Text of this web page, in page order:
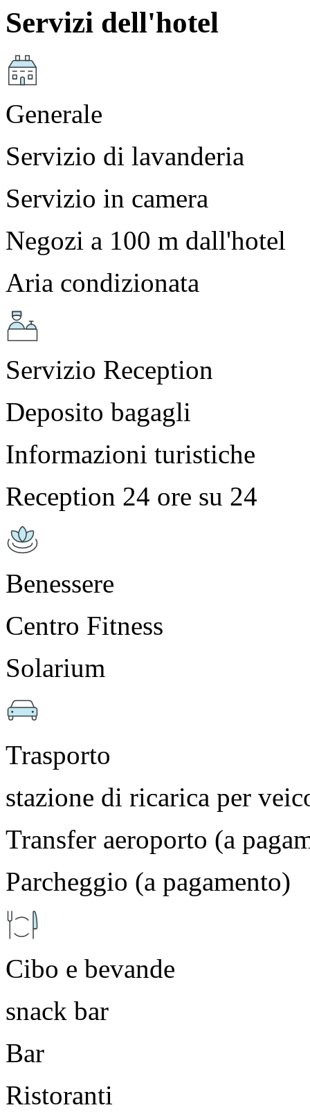
Servizi dell'hotel
Generale
Servizio di lavanderia
Servizio in camera
Negozi a 100 m dall'hotel
Aria condizionata
Servizio Reception
Deposito bagagli
Informazioni turistiche
Reception 24 ore su 24
Benessere
Centro Fitness
Solarium
Trasporto
stazione di ricarica per
Transfer aeroporto (a
Parcheggio (a pagamento)
Cibo e bevande
snack bar
Bar
Ristoranti